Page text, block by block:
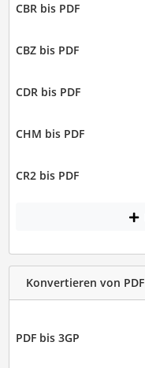
CBR bis PDF
CBZ bis PDF
CDR bis PDF
CHM bis PDF
CR2 bis PDF
Konvertieren von PDF
PDF bis 3GP